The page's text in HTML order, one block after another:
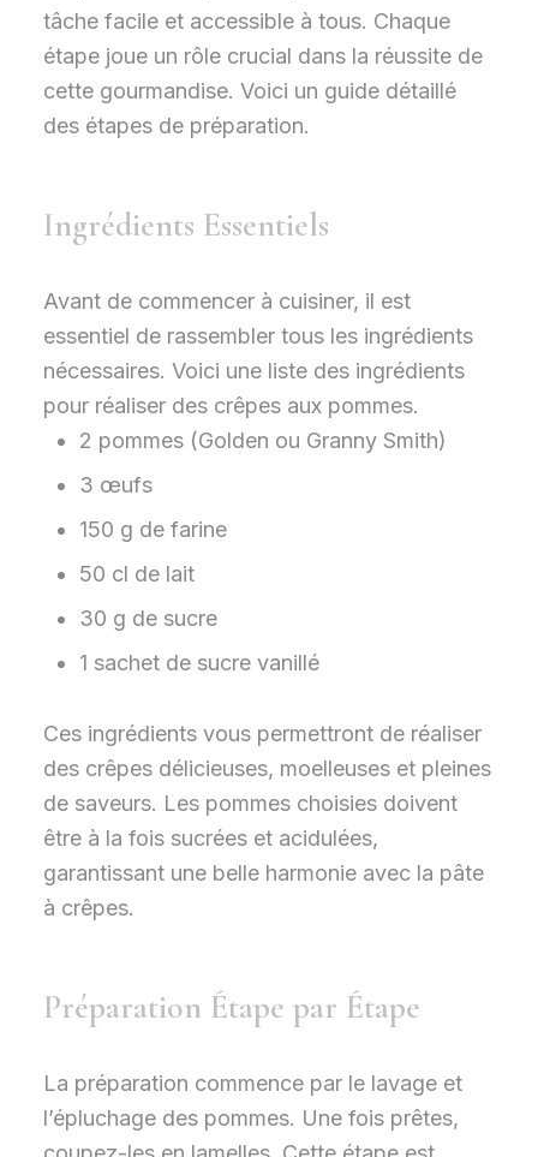
tâche facile et accessible à tous. Chaque
étape joue un rôle crucial dans la réussite de
cette gourmandise. Voici un guide détaillé
des étapes de préparation.
Ingrédients Essentiels
Avant de commencer à cuisiner, il est
essentiel de rassembler tous les ingrédients
nécessaires. Voici une liste des ingrédients
pour réaliser des crêpes aux pommes.
2 pommes (Golden ou Granny Smith)
3 œufs
150 g de farine
50 cl de lait
30 g de sucre
1 sachet de sucre vanillé
Ces ingrédients vous permettront de réaliser
des crêpes délicieuses, moelleuses et pleines
de saveurs. Les pommes choisies doivent
être à la fois sucrées et acidulées,
garantissant une belle harmonie avec la pâte
à crêpes.
Préparation Étape par Étape
La préparation commence par le lavage et
l’épluchage des pommes. Une fois prêtes,